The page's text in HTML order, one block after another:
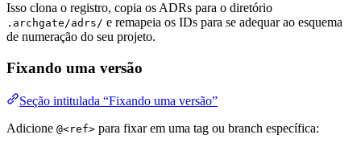
Isso clona o registro, copia os ADRs para o diretório
.archgate/adrs/ e remapeia os IDs para se adequar ao esquema
de numeração do seu projeto.
Fixando uma versão
Seção intitulada “Fixando uma versão”
Adicione @<ref> para fixar em uma tag ou branch específica: